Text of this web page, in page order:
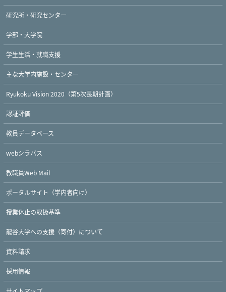
研究所・研究センター
学部・大学院
学生生活・就職支援
主な大学内施設・センター
Ryukoku Vision 2020（第5次長期計画）
認証評価
教員データベース
webシラバス
教職員Web Mail
ポータルサイト（学内者向け）
授業休止の取扱基準
龍谷大学への支援（寄付）について
資料請求
採用情報